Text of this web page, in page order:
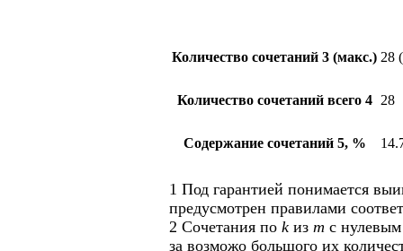
Количество сочетаний 3 (макс.) 28
Количество сочетаний всего 4 28
Содержание сочетаний 5, %
1 Под гарантией понимается
предусмотрен правилами
2 Сочетания по k из m с
за возможо большого их